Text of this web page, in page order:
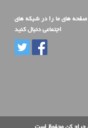
صفحه های ما را در شبکه های
اجتماعی دنبال کنید